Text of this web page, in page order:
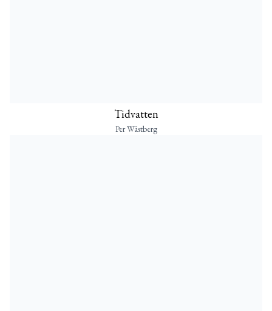
Tidvatten
Per Wästberg